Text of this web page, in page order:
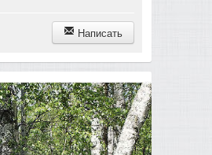
Написать